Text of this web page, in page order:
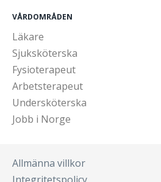
VÅRDOMRÅDEN
Läkare
Sjuksköterska
Fysioterapeut
Arbetsterapeut
Undersköterska
Jobb i Norge
Allmänna villkor
Integritetspolicy